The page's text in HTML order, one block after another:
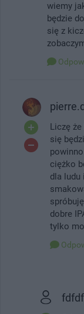
wiemy
będzie
się z
Liczę
się
ciężko
dla ludu
dobre
tylko